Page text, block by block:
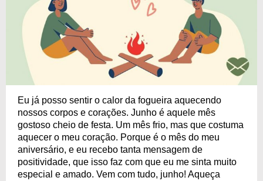
Eu já posso sentir o calor da fogueira aquecendo
nossos corpos e corações. Junho é aquele mês
gostoso cheio de festa. Um mês frio, mas que costuma
aquecer o meu coração. Porque é o mês do meu
aniversário, e eu recebo tanta mensagem de
positividade, que isso faz com que eu me sinta muito
especial e amado. Vem com tudo, junho! Aqueça